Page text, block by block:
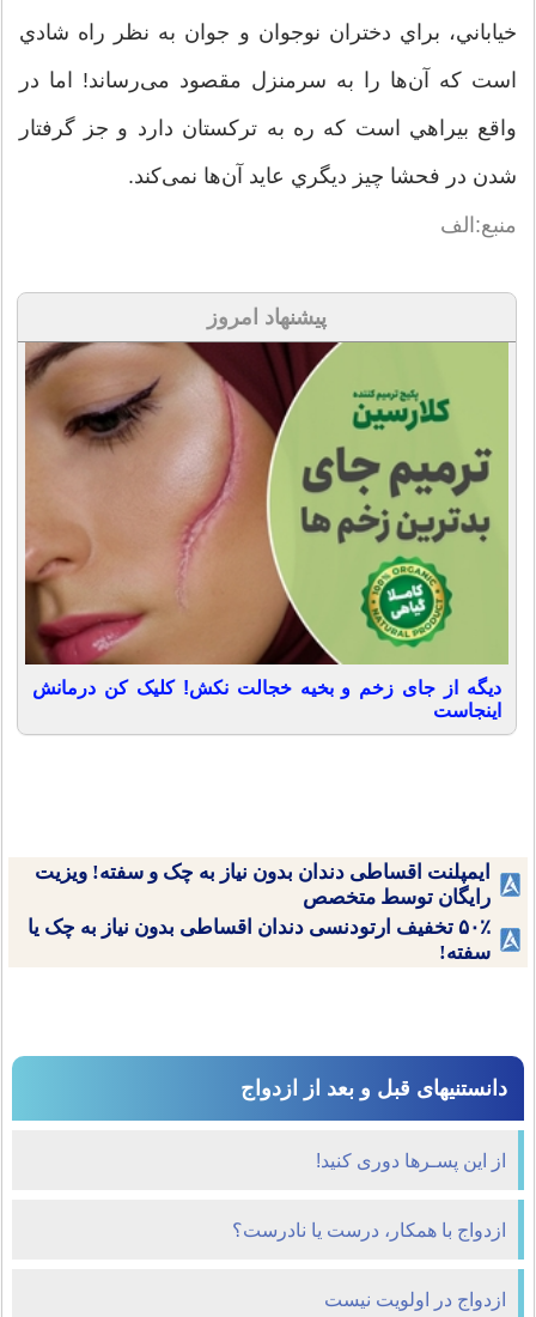
خياباني، براي دختران نوجوان و جوان به نظر راه شادي
است كه آن‌ها را به سرمنزل مقصود می‌رساند! اما در
واقع بيراهي است كه ره به تركستان دارد و جز گرفتار
شدن در فحشا چيز ديگري عايد آن‌ها نمی‌کند.
منبع:الف
پیشنهاد امروز
دیگه از جای زخم و بخیه خجالت نکش! کلیک کن درمانش
اینجاست
ایمپلنت اقساطی دندان بدون نیاز به چک و سفته! ویزیت
رایگان توسط متخصص
۵۰٪ تخفیف ارتودنسی دندان اقساطی بدون نیاز به چک یا
سفته!
دانستنیهای قبل و بعد از ازدواج
از این پسـرها دوری کنید!
ازدواج با همکار، درست یا نادرست؟
ازدواج در اولویت نیست